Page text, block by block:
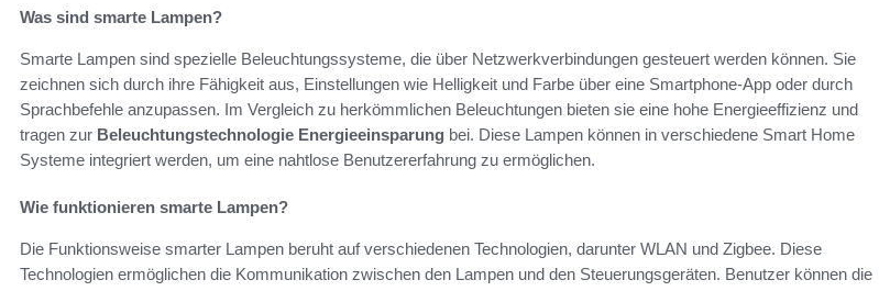
Was sind smarte Lampen?
Smarte Lampen sind spezielle Beleuchtungssysteme, die über Netzwerkverbindungen gesteuert werden können. Sie
zeichnen sich durch ihre Fähigkeit aus, Einstellungen wie Helligkeit und Farbe über eine Smartphone-App oder durch
Sprachbefehle anzupassen. Im Vergleich zu herkömmlichen Beleuchtungen bieten sie eine hohe Energieeffizienz und
tragen zur Beleuchtungstechnologie Energieeinsparung bei. Diese Lampen können in verschiedene Smart Home
Systeme integriert werden, um eine nahtlose Benutzererfahrung zu ermöglichen.
Wie funktionieren smarte Lampen?
Die Funktionsweise smarter Lampen beruht auf verschiedenen Technologien, darunter WLAN und Zigbee. Diese
Technologien ermöglichen die Kommunikation zwischen den Lampen und den Steuerungsgeräten. Benutzer können die